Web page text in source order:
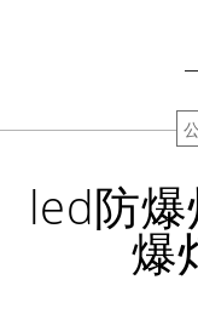
led防
爆